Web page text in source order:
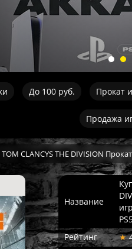
До 100 руб. Прокат
Продажа
TOM CLANCYS THE DIVISION
Название
Рейтинг
★